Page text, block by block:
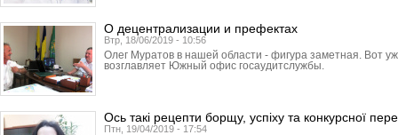
О децентрализации и префектах
Втр, 18/06/2019 - 10:56
Олег Муратов в нашей области - фигура заметная. Вот
возглавляет Южный офис госаудитслужбы.
Ось такі рецепти борщу, успіху та конкурсної
Птн, 19/04/2019 - 17:54